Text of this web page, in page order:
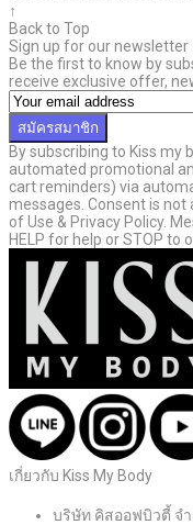
↑
Back to Top
Sign up for our newsletter
Be the first to know by
receive exclusive offer,
สมัครสมาชิก
By subscribing to Kiss my
automated promotional
cart reminders) via
messages. Consent is not
of Use & Privacy Policy.
HELP for help or STOP to
เกี่ยวกับ Kiss My Body
บริษัท คิสออฟบิวตี้ จ